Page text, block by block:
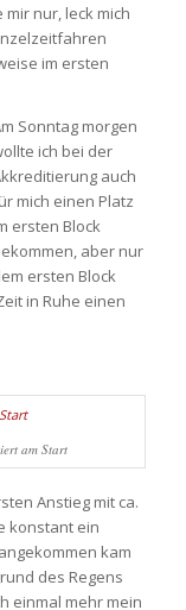
nur, leck mich
im ersten
Sonntag morgen
ich bei der
auch
mich einen Platz
ersten Block
aber nur
ersten Block
in Ruhe einen
am Start
Anstieg mit ca.
konstant ein
kam
des Regens
einmal mehr mein